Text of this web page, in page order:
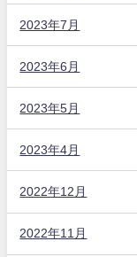
2023年7月
2023年6月
2023年5月
2023年4月
2022年12月
2022年11月